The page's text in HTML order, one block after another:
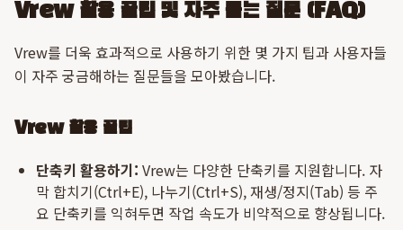
Vrew 활용 꿀팁 및 자주 묻는 질문 (FAQ)
Vrew를 더욱 효과적으로 사용하기 위한 몇 가지 팁과 사용자들
이 자주 궁금해하는 질문들을 모아봤습니다.
Vrew 활용 꿀팁
단축키 활용하기: Vrew는 다양한 단축키를 지원합니다. 자
막 합치기(Ctrl+E), 나누기(Ctrl+S), 재생/정지(Tab) 등 주
요 단축키를 익혀두면 작업 속도가 비약적으로 향상됩니다.